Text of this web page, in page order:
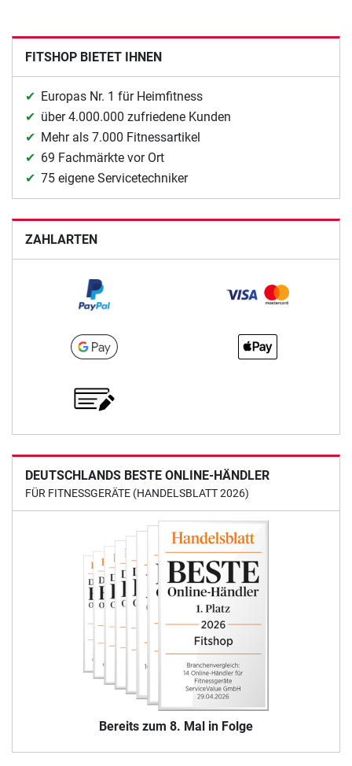
FITSHOP BIETET IHNEN
Europas Nr. 1 für Heimfitness
über 4.000.000 zufriedene Kunden
Mehr als 7.000 Fitnessartikel
69 Fachmärkte vor Ort
75 eigene Servicetechniker
ZAHLARTEN
DEUTSCHLANDS BESTE ONLINE-HÄNDLER
FÜR FITNESSGERÄTE (HANDELSBLATT 2026)
Bereits zum 8. Mal in Folge